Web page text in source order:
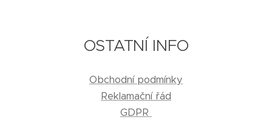
OSTATNÍ INFO
Obchodní podmínky
Reklamační řád
GDPR